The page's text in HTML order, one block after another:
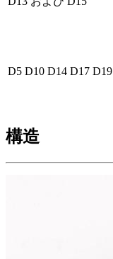
D5 D10 D14 D17 D19
構造